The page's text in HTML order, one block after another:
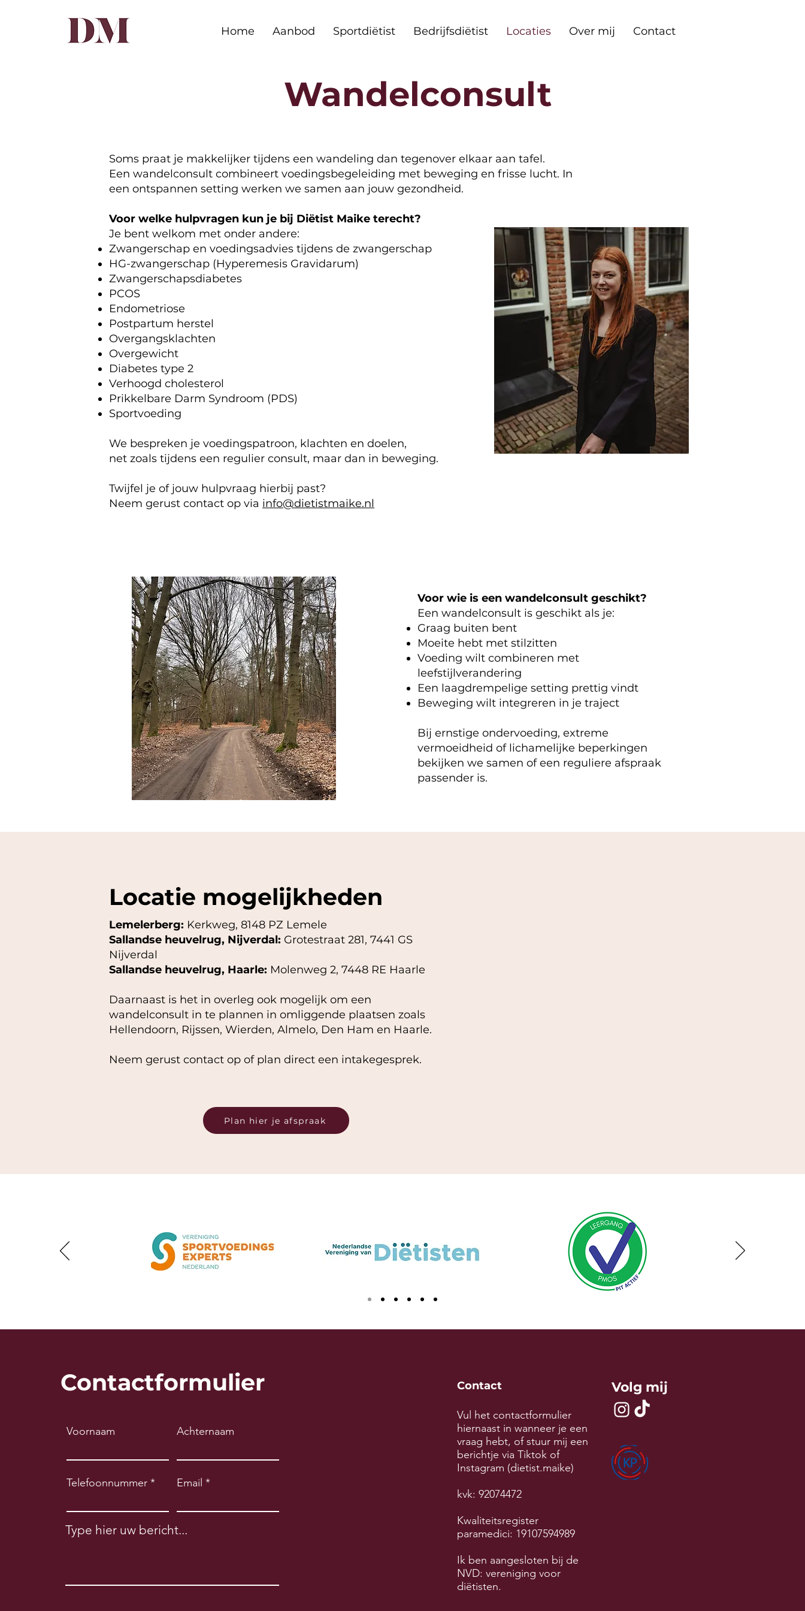
Home Aanbod Sportdiëtist Bedrijfsdiëtist Locaties Over mij Contact
Wandelconsult
Soms praat je makkelijker tijdens een wandeling dan tegenover elkaar aan tafel.
Een wandelconsult combineert voedingsbegeleiding met beweging en frisse lucht. In
een ontspannen setting werken we samen aan jouw gezondheid.
Voor welke hulpvragen kun je bij Diëtist Maike terecht?
Je bent welkom met onder andere:
Zwangerschap en voedingsadvies tijdens de zwangerschap
HG-zwangerschap (Hyperemesis Gravidarum)
Zwangerschapsdiabetes
PCOS
Endometriose
Postpartum herstel
Overgangsklachten
Overgewicht
Diabetes type 2
Verhoogd cholesterol
Prikkelbare Darm Syndroom (PDS)
Sportvoeding
We bespreken je voedingspatroon, klachten en doelen,
net zoals tijdens een regulier consult, maar dan in beweging.
Twijfel je of jouw hulpvraag hierbij past?
Neem gerust contact op via info@dietistmaike.nl​
Voor wie is een wandelconsult geschikt?
Een wandelconsult is geschikt als je:
Graag buiten bent
Moeite hebt met stilzitten
Voeding wilt combineren met
leefstijlverandering
Een laagdrempelige setting prettig vindt
Beweging wilt integreren in je traject
Bij ernstige ondervoeding, extreme
vermoeidheid of lichamelijke beperkingen
bekijken we samen of een reguliere afspraak
passender is.
Locatie mogelijkheden
Lemelerberg: Kerkweg, 8148 PZ Lemele
Sallandse heuvelrug, Nijverdal: Grotestraat 281, 7441 GS
Nijverdal
Sallandse heuvelrug, Haarle:​ Molenweg 2, 7448 RE Haarle
Daarnaast is het in overleg ook mogelijk om een
wandelconsult in te plannen in omliggende plaatsen zoals
Hellendoorn, Rijssen, Wierden, Almelo, Den Ham en Haarle.​
Neem gerust contact op of plan direct een intakegesprek.
Plan hier je afspraak
Contactformulier
Voornaam Achternaam
Telefoonnummer Email
Type hier uw bericht...
Contact
Vul het contactformulier
hiernaast in wanneer je een
vraag hebt, of stuur mij een
berichtje via Tiktok of
Instagram (dietist.maike)
kvk: 92074472
Kwaliteitsregister
paramedici: 19107594989
Ik ben aangesloten bij de
NVD: vereniging voor
diëtisten.
Volg mij